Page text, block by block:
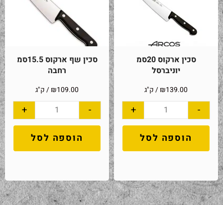
סכין ארקוס 20סמ
יוניברסל
₪139.00 / ק"ג
-
+
הוספה לסל
סכין שף ארקוס 15.5סמ
רחבה
₪109.00 / ק"ג
-
+
הוספה לסל